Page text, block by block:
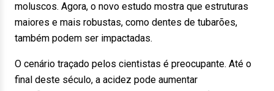
moluscos. Agora, o novo estudo mostra que estruturas
maiores e mais robustas, como dentes de tubarões,
também podem ser impactadas.
O cenário traçado pelos cientistas é preocupante. Até o
final deste século, a acidez pode aumentar